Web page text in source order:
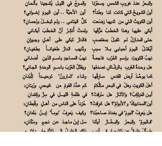
والبحرُ عنـدَ غروبِ الشمسِ يسحَرُنا والمــوجُ في الليــل يُشجينا بألحـانِ
أينَ الشويـخُ الـتي كانت لنـا وطناً؟ أين الأحبَّةُ .. أين اليـومَ إخــــواني؟
أين الكويتُ الـتي من ثديهـا رَضَعت كلُّ اليتامى .. ولـم تَبخـــــلْ بإحسانِ؟
أَبكي عليهـا وهـذا الخـطـبُ مَزَّقَها ولستُ أُنكِـــرُ أنَّ الخــطبَ أبكــاني
حتـى المنـازلُ لـم تقبـلْ بمغتصبٍ فالدارُ تَبكي علـى أهـــلٍ وجــيرانِ
أيُـقتــلُ اليـومَ أحبابـي بــلا سببٍ وتُنهب الـدارُ طغيانــــاً بطغيــانِ؟
نهبُ الكويتِ بإسـم العُـرْب فاجعــةٌ نهبُ المساجدِ باســـم الدّينِ أضنـاني
هل وحـدةُ العُربِ بالرشّـاشِ نصنعُها ويقتُلُ العُرْبَ باســــمِ الوحدةِ الجـاني؟
كما يوحِّــدُ أرضَ القدسِ سـارِقُهـا وشاء "شـارونُ" توحيـــــداً لِلُبْنـانِ
أهلَ الكويتِ وهلْ في البحـرِ مـثلُـكمُ كم عـدَّدَ القومُ من غَيـــصٍ ورُبـّـانِ2
أيــن المَراكِبُ؟ والآثـارُ هل سُرقتْ؟ في ظلمةِ الليــــــلِ في سِرٍّ وكِتمانِ
أين"السنابيكُ" و"الأبوامُ"؟ هل غَـرِقتْ؟ حُزناً على الناسِ من أهـــلٍ وقُبطانِ3
هل يَعرِفُ "البومَ" في بغـدادَ صاحبُنا؟ وكيف يَعـرِفُ "بومـاً" إبــــنُ بَغْدانِ؟
"فــالبومُ" والبحـرُ والبــحَّـــارُ آيتُنا سل إبنَ ماجــدَ عـن نجــمٍ وسُكّانِ4
واسألْ خليلاً عن الإبحــارِ في أدبٍ ذاك الخليــلُ إلـى الأشــعارِ دلاني5